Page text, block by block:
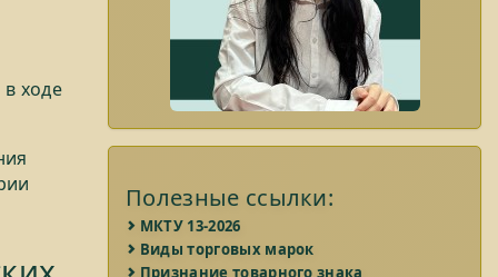
ходе
Полезные ссылки:
МКТУ 13-2026
Виды торговых марок
Признание товарного знака